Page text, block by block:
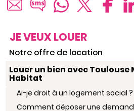
JE VEUX LOUER
Notre offre de location
Louer un bien avec Toulouse
Habitat
Ai-je droit à un logement social ?
Comment déposer une